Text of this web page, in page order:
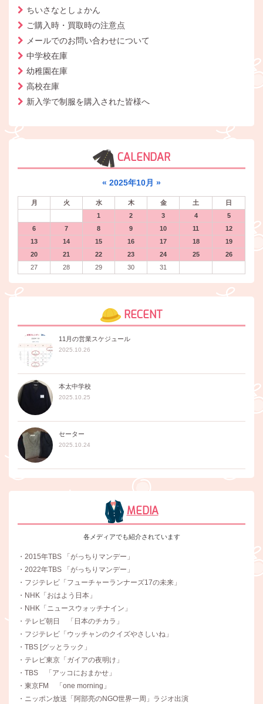
ちいさなとしょかん
ご購入時・買取時の注意点
メールでのお問い合わせについて
中学校在庫
幼稚園在庫
高校在庫
新入学で制服を購入された皆様へ
CALENDAR
« 2025年10月 »
月 火 水 木 金 土
日
1
2 3 4
5
6
7 8 9 10 11
12
13
14 15 16 17 18
19
20
21 22 23 24 25
26
27
28 29 30 31
RECENT
11月の営業スケジュール
2025.10.26
本太中学校
2025.10.25
セーター
2025.10.24
MEDIA
各メディアでも紹介されています
・2015年TBS 「がっちりマンデー」
・2022年TBS 「がっちりマンデー」
・フジテレビ「フューチャーランナーズ17の未来」
・NHK「おはよう日本」
・NHK「ニュースウォッチナイン」
・テレビ朝日 「日本のチカラ」
・フジテレビ「ウッチャンのクイズやさしいね」
・TBS [グッとラック」
・テレビ東京「ガイアの夜明け」
・TBS 「アッコにおまかせ」
・東京FM 「one morning」
・ニッポン放送「阿部亮のNGO世界一周」ラジオ出演